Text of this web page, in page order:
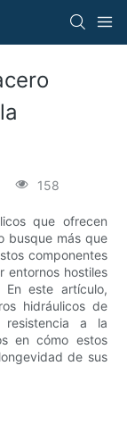
158
que ofrecen
busque más que
componentes
entornos hostiles
En este artículo,
hidráulicos de
resistencia a la
en cómo estos
de sus